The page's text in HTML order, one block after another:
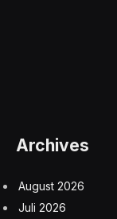
Archives
August 2026
Juli 2026